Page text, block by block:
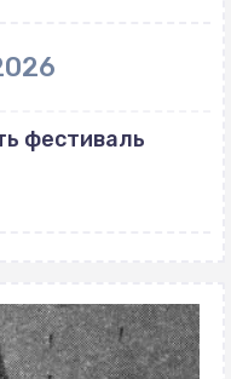
фестиваль